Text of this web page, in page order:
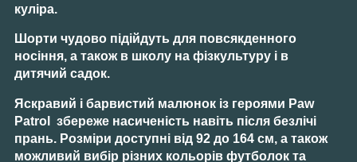
куліра.
Шорти чудово підійдуть для повсякденного
носіння, а також в школу на фізкультуру і в
дитячий садок.
Яскравий і барвистий малюнок із героями Paw
Patrol
збереже насиченість навіть після безлічі
прань. Розміри доступні від 92 до 164 см, а також
можливий вибір різних кольорів футболок та